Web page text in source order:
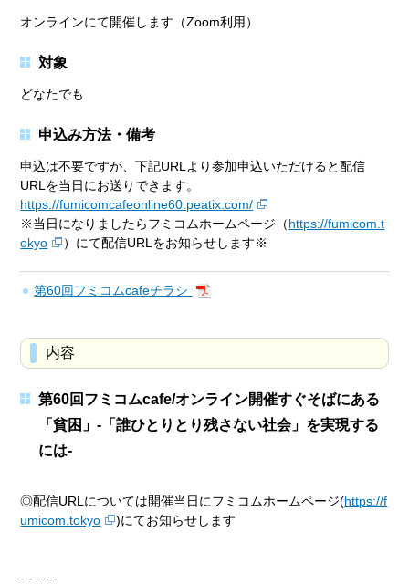
オンラインにて開催します（Zoom利用）
対象
どなたでも
申込み方法・備考
申込は不要ですが、下記URLより参加申込いただけると配信
URLを当日にお送りできます。
https://fumicomcafeonline60.peatix.com/
※当日になりましたらフミコムホームページ（https://fumicom.t
okyo
）にて配信URLをお知らせします※
第60回フミコムcafeチラシ
内容
第60回フミコムcafe/オンライン開催すぐそばにある
「貧困」-「誰ひとりとり残さない社会」を実現する
には-
◎配信URLについては開催当日にフミコムホームページ(https://f
umicom.tokyo
)にてお知らせします
- - - - -